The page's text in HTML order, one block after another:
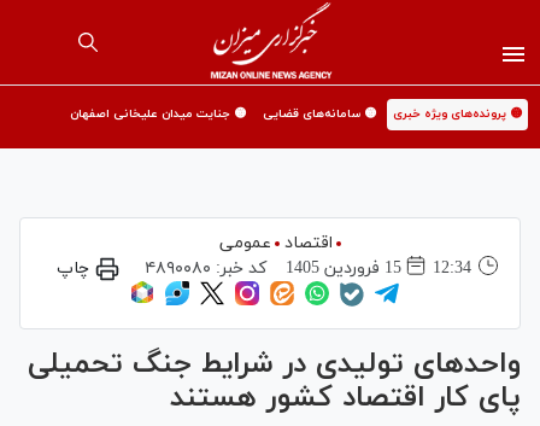
🟡 پرونده‌های ویژه خبری 🟡 سامانه‌های قضایی 🟡 جنایت میدان علیخانی اصفهان
اقتصاد
عمومی
12:34
15 فروردين 1405 کد خبر: ۴۸۹۰۰۸۰ چاپ
واحد‌های تولیدی در شرایط جنگ تحمیلی
پای کار اقتصاد کشور هستند